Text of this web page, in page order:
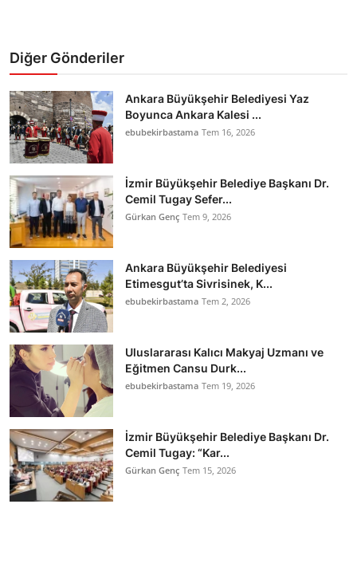
Diğer Gönderiler
Ankara Büyükşehir Belediyesi Yaz
Boyunca Ankara Kalesi ...
ebubekirbastama Tem 16, 2026
İzmir Büyükşehir Belediye Başkanı Dr.
Cemil Tugay Sefer...
Gürkan Genç Tem 9, 2026
Ankara Büyükşehir Belediyesi
Etimesgut’ta Sivrisinek, K...
ebubekirbastama Tem 2, 2026
Uluslararası Kalıcı Makyaj Uzmanı ve
Eğitmen Cansu Durk...
ebubekirbastama Tem 19, 2026
İzmir Büyükşehir Belediye Başkanı Dr.
Cemil Tugay: “Kar...
Gürkan Genç Tem 15, 2026